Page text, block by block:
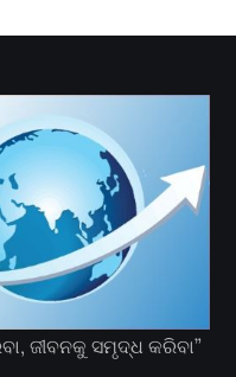
ଜୀବନକୁ ସମୃଦ୍ଧ କରିବା”